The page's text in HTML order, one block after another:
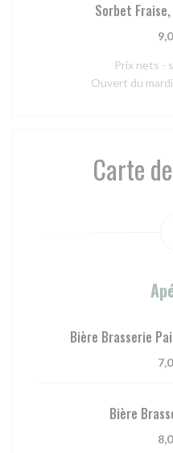
Sorbet
Prix nets -
Ouvert du
Carte
Bière Brasserie
Bière